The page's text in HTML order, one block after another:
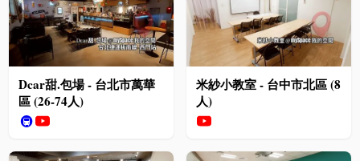
Dcar甜.包場 - 台北市萬華
區 (26-74人)
🚇
米紗小教室 - 台中市北區 (8
人)